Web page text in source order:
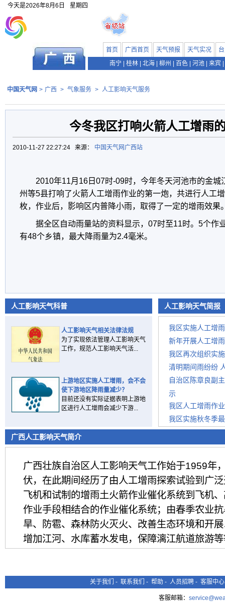
今天是2026年8月6日 星期四
首页 广西首页 天气预报 天气实况
南宁
桂林 北海 柳州 百色 河池 来宾
中国天气网 > 广西 > 气象服务 > 人工影响天气服务
今冬我区打响火箭人工增雨
2010-11-27 22:27:24 来源： 中国天气网广西站
2010年11月16日07时-09时，今年冬天河池市的金城
州等5县打响了火箭人工增雨作业的第一炮，共进行人工
枚，作业后，影响区内普降小雨，取得了一定的增雨效果
据全区自动雨量站的资料显示，07时至11时。5个作
有48个乡镇，最大降雨量为2.4毫米。
人工影响天气科普
人工影响天气相关法律法规
为了实现依法管理人工影响天气
工作，规范人工影响天气活...
上游地区实施人工增雨，会不会
使下游地区降雨量减少？
目前还没有实际证据表明上游地
区进行人工增雨会减少下游...
人工影响天气简报
我区实施人工增
新年开展人工增
我区再次组织实
清明期间雨纷纷
自治区陈章良副
示
我区人工增雨作
我区实施秋冬季
今冬我区打响火
广西人工影响天气简介
广西壮族自治区人工影响天气工作始于1959年
伏，在此期间经历了由人工增雨探索试验到广
飞机和试制的增雨土火箭作业催化系统到飞机
作业手段相结合的作业催化系统；由春季农业
旱、防雹、森林防火灭火、改善生态环境和开
增加江河、水库蓄水发电，保障漓江航道旅游
求，不断加快建立现代化业务技术体系，加强
划，依靠科学技术发展人影事业，促进人影事
关于我们 - 联系我们 - 帮助 - 人员招聘 - 客服中心
客服邮箱：